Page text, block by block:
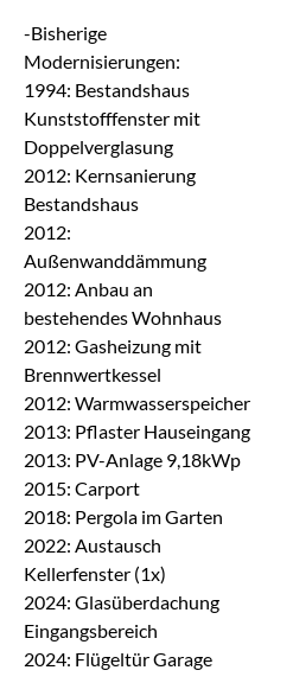
-Bisherige
Modernisierungen:
1994: Bestandshaus
Kunststofffenster mit
Doppelverglasung
2012: Kernsanierung
Bestandshaus
2012:
Außenwanddämmung
2012: Anbau an
bestehendes Wohnhaus
2012: Gasheizung mit
Brennwertkessel
2012: Warmwasserspeicher
2013: Pflaster Hauseingang
2013: PV-Anlage 9,18kWp
2015: Carport
2018: Pergola im Garten
2022: Austausch
Kellerfenster (1x)
2024: Glasüberdachung
Eingangsbereich
2024: Flügeltür Garage